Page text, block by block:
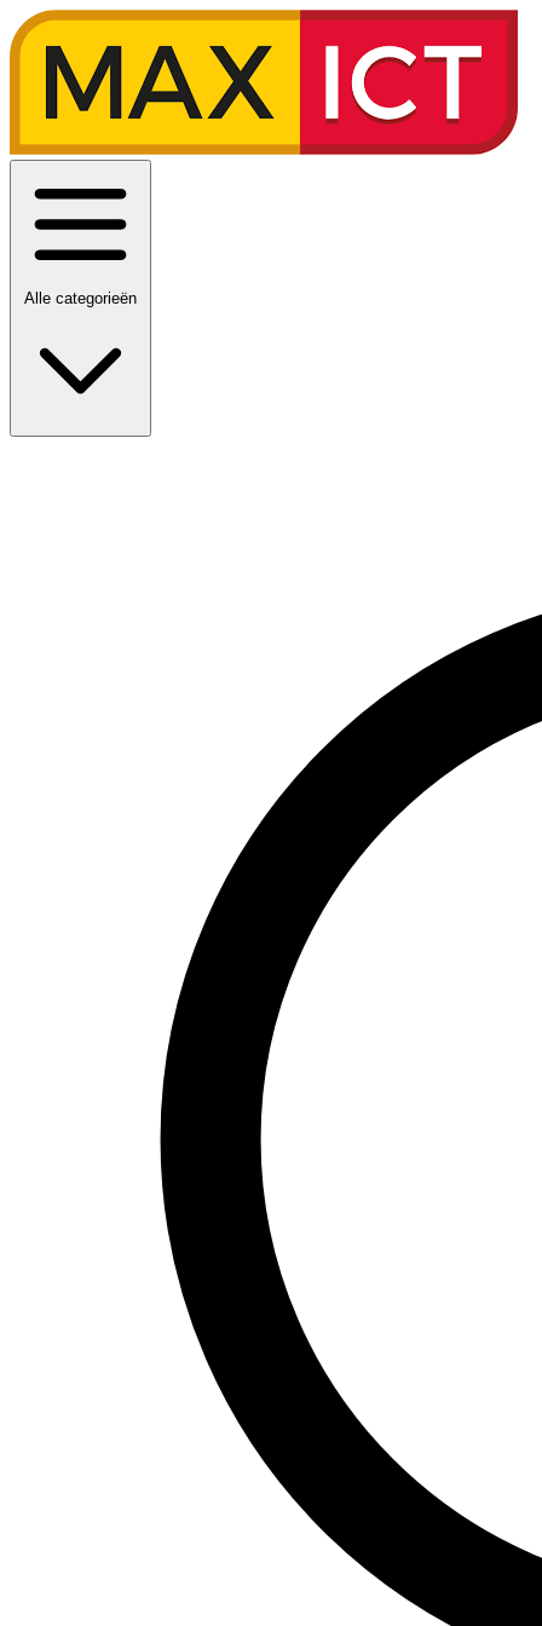
Alle categorieën